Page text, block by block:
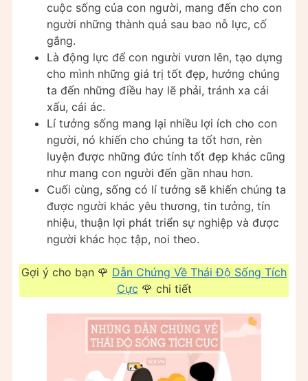
cuộc sống của con người, mang đến cho con
người những thành quả sau bao nỗ lực, cố
gắng.
Là động lực để con người vươn lên, tạo dựng
cho mình những giá trị tốt đẹp, hướng chúng
ta đến những điều hay lẽ phải, tránh xa cái
xấu, cái ác.
Lí tưởng sống mang lại nhiều lợi ích cho con
người, nó khiến cho chúng ta tốt hơn, rèn
luyện được những đức tính tốt đẹp khác cũng
như mang con người đến gần nhau hơn.
Cuối cùng, sống có lí tưởng sẽ khiến chúng ta
được người khác yêu thương, tin tưởng, tín
nhiệu, thuận lợi phát triển sự nghiệp và được
người khác học tập, noi theo.
Gợi ý cho bạn 🌹 Dẫn Chứng Về Thái Độ Sống Tích
Cực 🌹 chi tiết